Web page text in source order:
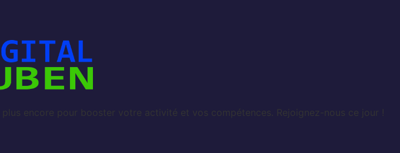
encore pour booster votre activité et vos compétences. Rejoignez-nous ce jour !